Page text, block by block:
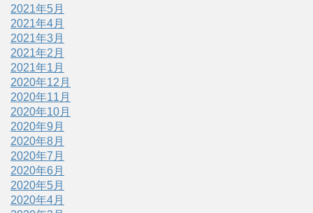
2021年5月
2021年4月
2021年3月
2021年2月
2021年1月
2020年12月
2020年11月
2020年10月
2020年9月
2020年8月
2020年7月
2020年6月
2020年5月
2020年4月